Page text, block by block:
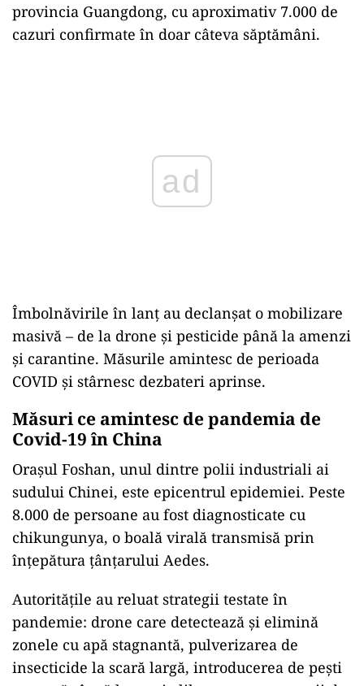
provincia Guangdong, cu aproximativ 7.000 de
cazuri confirmate în doar câteva săptămâni.
Îmbolnăvirile în lanț au declanșat o mobilizare
masivă – de la drone și pesticide până la amenzi
și carantine. Măsurile amintesc de perioada
COVID și stârnesc dezbateri aprinse.
Măsuri ce amintesc de pandemia de
Covid-19 în China
Orașul Foshan, unul dintre polii industriali ai
sudului Chinei, este epicentrul epidemiei. Peste
8.000 de persoane au fost diagnosticate cu
chikungunya, o boală virală transmisă prin
înțepătura țânțarului Aedes.
Autoritățile au reluat strategii testate în
pandemie: drone care detectează și elimină
zonele cu apă stagnantă, pulverizarea de
insecticide la scară largă, introducerea de pești